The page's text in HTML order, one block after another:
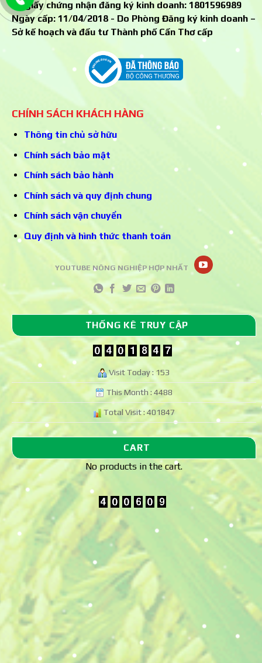
Số giấy chứng nhận đăng ký kinh doanh: 1801596989
Ngày cấp: 11/04/2018 - Do Phòng Đăng ký kinh doanh –
Sở kế hoạch và đầu tư Thành phố Cần Thơ cấp
CHÍNH SÁCH KHÁCH HÀNG
Thông tin chủ sở hữu
Chính sách bảo mật
Chính sách bảo hành
Chính sách và quy định chung
Chính sách vận chuyển
Quy định và hình thức thanh toán
YOUTUBE NÔNG NGHIỆP HỢP NHẤT
THỐNG KÊ TRUY CẬP
Visit Today : 153
This Month : 4488
Total Visit : 401847
CART
No products in the cart.